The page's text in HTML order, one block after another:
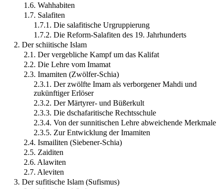
1.6. Wahhabiten
1.7. Salafiten
1.7.1. Die salafitische Urgruppierung
1.7.2. Die Reform-Salafiten des 19. Jahrhunderts
2. Der schiitische Islam
2.1. Der vergebliche Kampf um das Kalifat
2.2. Die Lehre vom Imamat
2.3. Imamiten (Zwölfer-Schia)
2.3.1. Der zwölfte Imam als verborgener Mahdi und
zukünftiger Erlöser
2.3.2. Der Märtyrer- und Büßerkult
2.3.3. Die dschafaritische Rechtsschule
2.3.4. Von der sunnitischen Lehre abweichende Merkmale
2.3.5. Zur Entwicklung der Imamiten
2.4. Ismailiten (Siebener-Schia)
2.5. Zaiditen
2.6. Alawiten
2.7. Aleviten
3. Der sufitische Islam (Sufismus)